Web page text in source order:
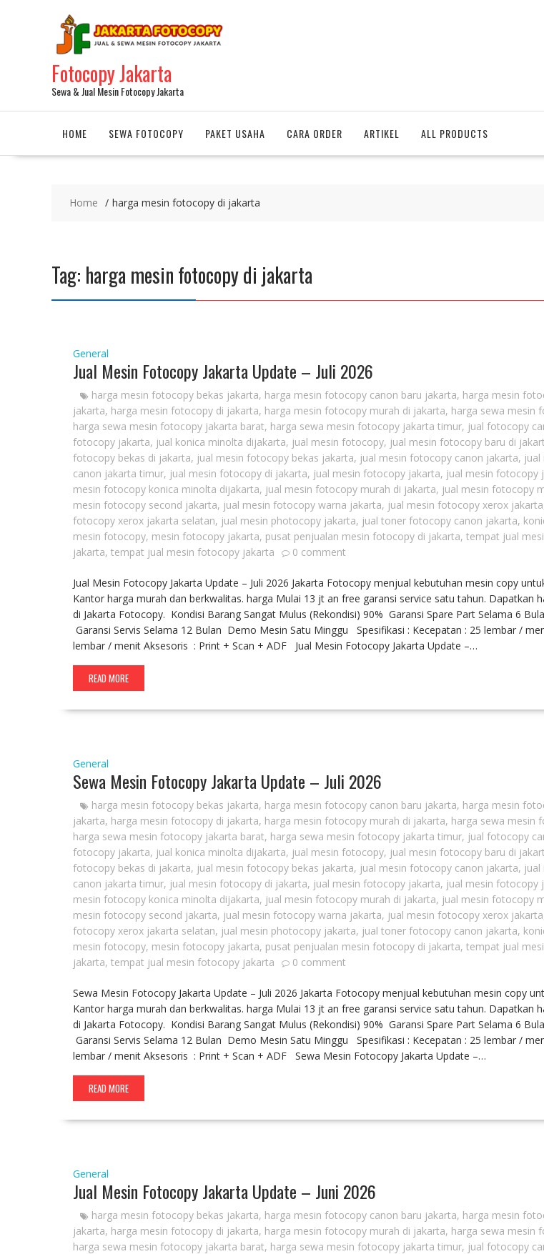
Fotocopy Jakarta
Sewa & Jual Mesin Fotocopy Jakarta
HOME SEWA FOTOCOPY PAKET USAHA CARA ORDER ARTIKEL ALL PRODUCTS
Home harga mesin fotocopy di jakarta
Tag: harga mesin fotocopy di jakarta
General
Jual Mesin Fotocopy Jakarta Update – Juli 2026
harga mesin fotocopy bekas jakarta, harga mesin fotocopy canon baru jakarta, harga mesin
jakarta, harga mesin fotocopy di jakarta, harga mesin fotocopy murah di jakarta, harga sewa mesin
harga sewa mesin fotocopy jakarta barat, harga sewa mesin fotocopy jakarta timur, jual fotocopy
fotocopy jakarta, jual konica minolta dijakarta, jual mesin fotocopy, jual mesin fotocopy baru di
fotocopy bekas di jakarta, jual mesin fotocopy bekas jakarta, jual mesin fotocopy canon jakarta,
canon jakarta timur, jual mesin fotocopy di jakarta, jual mesin fotocopy jakarta, jual mesin fotocopy
mesin fotocopy konica minolta dijakarta, jual mesin fotocopy murah di jakarta, jual mesin fotocopy
mesin fotocopy second jakarta, jual mesin fotocopy warna jakarta, jual mesin fotocopy xerox jakarta
fotocopy xerox jakarta selatan, jual mesin photocopy jakarta, jual toner fotocopy canon jakarta,
mesin fotocopy, mesin fotocopy jakarta, pusat penjualan mesin fotocopy di jakarta, tempat jual
jakarta, tempat jual mesin fotocopy jakarta 0 comment
Jual Mesin Fotocopy Jakarta Update – Juli 2026 Jakarta Fotocopy menjual kebutuhan mesin copy
Kantor harga murah dan berkwalitas. harga Mulai 13 jt an free garansi service satu tahun. Dapatkan
di Jakarta Fotocopy. Kondisi Barang Sangat Mulus (Rekondisi) 90% Garansi Spare Part Selama 6
Garansi Servis Selama 12 Bulan Demo Mesin Satu Minggu Spesifikasi : Kecepatan : 25 lembar /
lembar / menit Aksesoris : Print + Scan + ADF Jual Mesin Fotocopy Jakarta Update –…
READ MORE
General
Sewa Mesin Fotocopy Jakarta Update – Juli 2026
harga mesin fotocopy bekas jakarta, harga mesin fotocopy canon baru jakarta, harga mesin
jakarta, harga mesin fotocopy di jakarta, harga mesin fotocopy murah di jakarta, harga sewa mesin
harga sewa mesin fotocopy jakarta barat, harga sewa mesin fotocopy jakarta timur, jual fotocopy
fotocopy jakarta, jual konica minolta dijakarta, jual mesin fotocopy, jual mesin fotocopy baru di
fotocopy bekas di jakarta, jual mesin fotocopy bekas jakarta, jual mesin fotocopy canon jakarta,
canon jakarta timur, jual mesin fotocopy di jakarta, jual mesin fotocopy jakarta, jual mesin fotocopy
mesin fotocopy konica minolta dijakarta, jual mesin fotocopy murah di jakarta, jual mesin fotocopy
mesin fotocopy second jakarta, jual mesin fotocopy warna jakarta, jual mesin fotocopy xerox jakarta
fotocopy xerox jakarta selatan, jual mesin photocopy jakarta, jual toner fotocopy canon jakarta,
mesin fotocopy, mesin fotocopy jakarta, pusat penjualan mesin fotocopy di jakarta, tempat jual
jakarta, tempat jual mesin fotocopy jakarta 0 comment
Sewa Mesin Fotocopy Jakarta Update – Juli 2026 Jakarta Fotocopy menjual kebutuhan mesin copy
Kantor harga murah dan berkwalitas. harga Mulai 13 jt an free garansi service satu tahun. Dapatkan
di Jakarta Fotocopy. Kondisi Barang Sangat Mulus (Rekondisi) 90% Garansi Spare Part Selama 6
Garansi Servis Selama 12 Bulan Demo Mesin Satu Minggu Spesifikasi : Kecepatan : 25 lembar /
lembar / menit Aksesoris : Print + Scan + ADF Sewa Mesin Fotocopy Jakarta Update –…
READ MORE
General
Jual Mesin Fotocopy Jakarta Update – Juni 2026
harga mesin fotocopy bekas jakarta, harga mesin fotocopy canon baru jakarta, harga mesin
jakarta, harga mesin fotocopy di jakarta, harga mesin fotocopy murah di jakarta, harga sewa mesin
harga sewa mesin fotocopy jakarta barat, harga sewa mesin fotocopy jakarta timur, jual fotocopy